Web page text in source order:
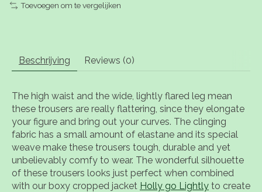
Toevoegen om te vergelijken
Beschrijving Reviews (0)
The high waist and the wide, lightly flared leg mean
these trousers are really flattering, since they elongate
your figure and bring out your curves. The clinging
fabric has a small amount of elastane and its special
weave make these trousers tough, durable and yet
unbelievably comfy to wear. The wonderful silhouette
of these trousers looks just perfect when combined
with our boxy cropped jacket Holly go Lightly to create